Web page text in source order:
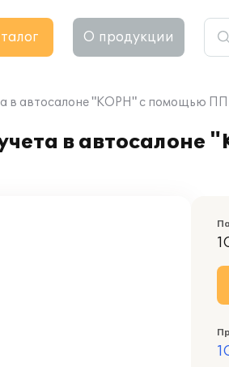
О продукции
в автосалоне "КОРН" с помощью ПП
в